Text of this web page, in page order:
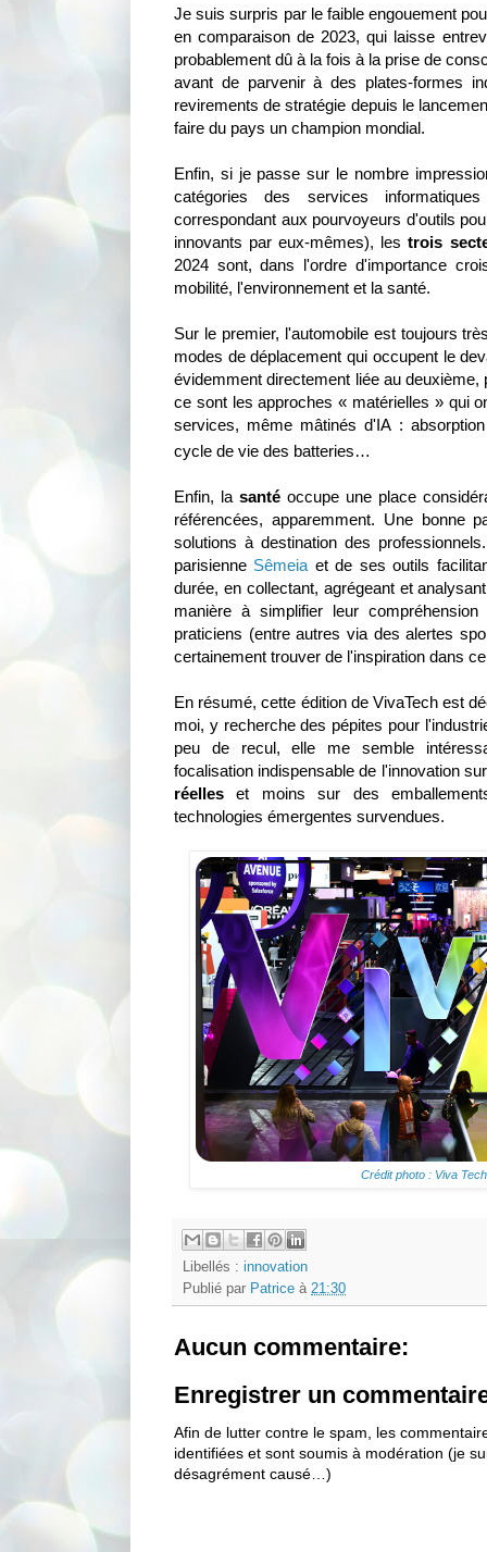
Je suis surpris par le faible engouement
en comparaison de 2023, qui laisse
probablement dû à la fois à la prise de
avant de parvenir à des plates-formes
revirements de stratégie depuis le
faire du pays un champion mondial.
Enfin, si je passe sur le nombre
catégories des services
correspondant aux pourvoyeurs d'outils
innovants par eux-mêmes), lestrois
2024 sont, dans l'ordre d'importance
mobilité, l'environnement et la santé.
Sur le premier, l'automobile est toujours
modes de déplacement qui occupent le
évidemment directement liée au deuxième,
ce sont les approches « matérielles » qui
services, même mâtinés d'IA :
cycle de vie des batteries…
Enfin, la santé occupe une place
référencées, apparemment. Une bonne
solutions à destination des
parisienne Sêmeia et de ses outils
durée, en collectant, agrégeant et
manière à simplifier leur
praticiens (entre autres via des alertes
certainement trouver de l'inspiration dans
En résumé, cette édition de VivaTech est
moi, y recherche des pépites pour
peu de recul, elle me semble
focalisation indispensable de l'innovation
réelles et moins sur des
technologies émergentes survendues.
Crédit photo : Viva
Libellés : innovation
Publié par Patrice à 21:30
Aucun commentaire:
Enregistrer un
Afin de lutter contre le spam, les
identifiées et sont soumis à modération (je
désagrément causé…)